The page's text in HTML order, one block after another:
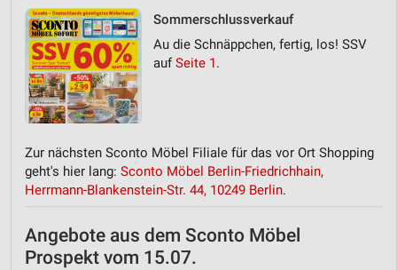
Sommerschlussverkauf
Au die Schnäppchen, fertig, los! SSV
aufSeite 1.
Zur nächsten Sconto Möbel Filiale für das vor Ort Shopping
geht's hier lang: Sconto Möbel Berlin-Friedrichhain,
Herrmann-Blankenstein-Str. 44, 10249 Berlin.
Angebote aus dem Sconto Möbel
Prospekt vom 15.07.